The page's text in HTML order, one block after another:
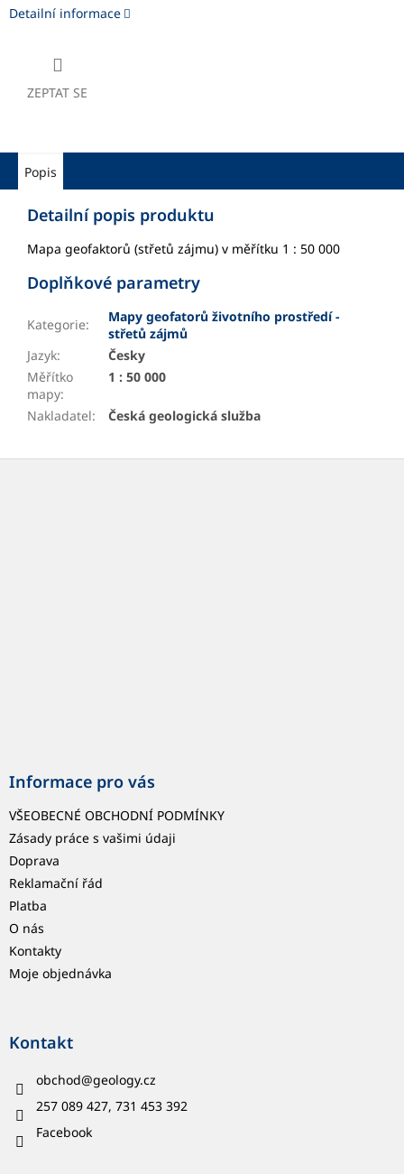
Detailní informace
ZEPTAT SE
Popis
Detailní popis produktu
Mapa geofaktorů (střetů zájmu) v měřítku 1 : 50 000
Doplňkové parametry
Kategorie:
Mapy geofatorů životního prostředí -
střetů zájmů
Jazyk:
Česky
Měřítko
mapy:
1 : 50 000
Nakladatel: Česká geologická služba
Z
Informace pro vás
VŠEOBECNÉ OBCHODNÍ PODMÍNKY
Zásady práce s vašimi údaji
Doprava
Reklamační řád
Platba
O nás
Kontakty
Moje objednávka
Kontakt
obchod@geology.cz
257 089 427, 731 453 392
Facebook